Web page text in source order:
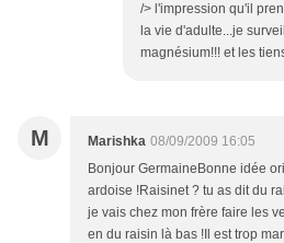
/> l'impression qu'il
la vie d'adulte...je
magnésium!!! et les
M Marishka 08/09/2009 16:05
Bonjour GermaineBonne idée
ardoise !Raisinet ? tu as dit du
je vais chez mon frère faire les
en du raisin là bas !Il est trop